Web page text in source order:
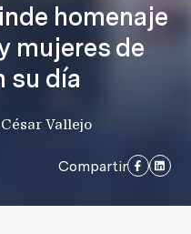
homenaje
mujeres de
su día
Vallejo
Compartir